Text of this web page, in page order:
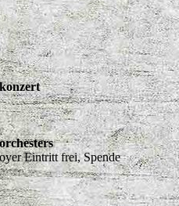
Eintritt frei, Spende